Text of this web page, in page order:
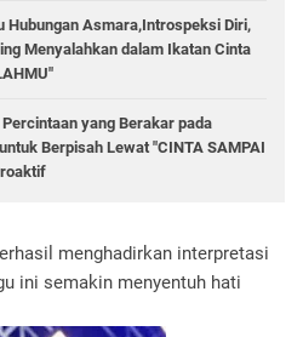
Hubungan Asmara,Introspeksi Diri,
Menyalahkan dalam Ikatan Cinta
yang Berakar pada
Berpisah Lewat "CINTA SAMPAI
menghadirkan interpretasi
ini semakin menyentuh hati